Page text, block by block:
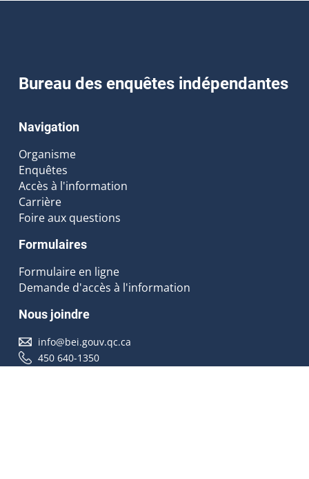
Bureau des enquêtes indépendantes
Navigation
Organisme
Enquêtes
Accès à l'information
Carrière
Foire aux questions
Formulaires
Formulaire en ligne
Demande d'accès à l'information
Nous joindre
info@bei.gouv.qc.ca
450 640-1350